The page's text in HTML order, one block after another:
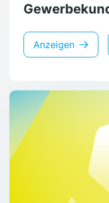
Anzeigen